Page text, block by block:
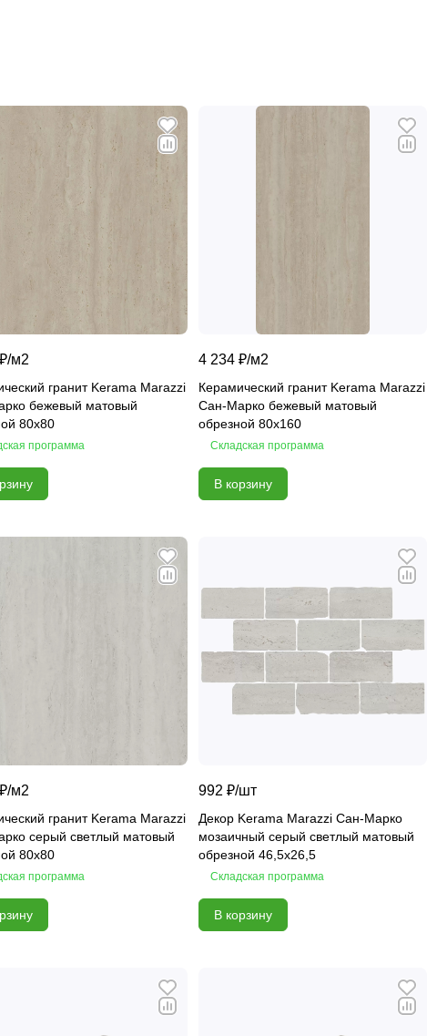
м2
гранит Kerama Marazzi
бежевый матовый
80х80
программа
4 234 ₽/м2
Керамический гранит Kerama Marazzi
Сан-Марко бежевый матовый
обрезной 80х160
Складская программа
В корзину
м2
гранит Kerama Marazzi
серый светлый матовый
80х80
программа
992 ₽/шт
Декор Kerama Marazzi Сан-Марко
мозаичный серый светлый матовый
обрезной 46,5х26,5
Складская программа
В корзину